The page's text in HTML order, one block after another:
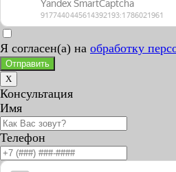
Я согласен(а) на обработку
Отправить
X
Консультация
Имя
Телефон